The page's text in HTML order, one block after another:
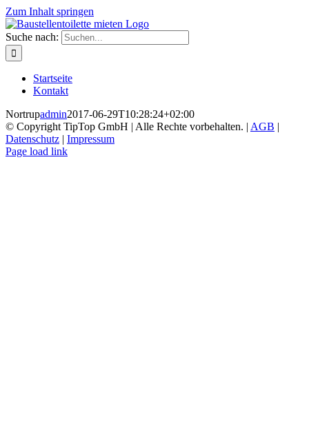
Zum Inhalt springen
Suche nach:
Startseite
Kontakt
Nortrupadmin2017-06-29T10:28:24+02:00
© Copyright TipTop GmbH | Alle Rechte vorbehalten. | AGB |
Datenschutz | Impressum
Page load link